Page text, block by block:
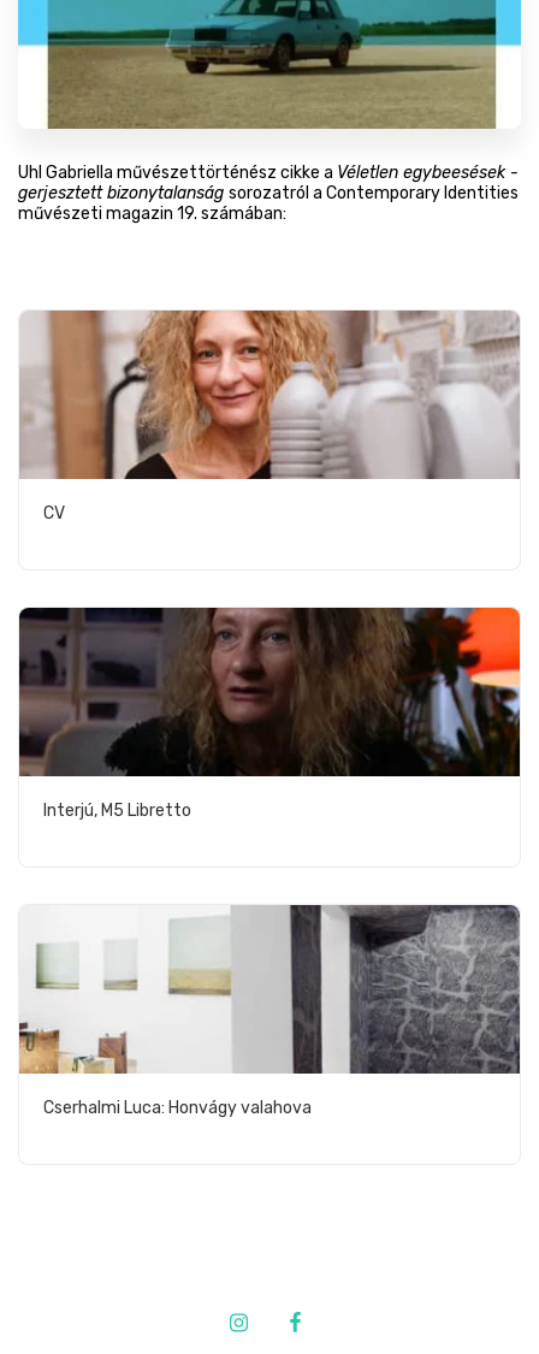
Uhl Gabriella művészettörténész cikke a Véletlen egybeesések -
gerjesztett bizonytalanság sorozatról a Contemporary Identities
művészeti magazin 19. számában:
CV
Interjú, M5 Libretto
Cserhalmi Luca: Honvágy valahova